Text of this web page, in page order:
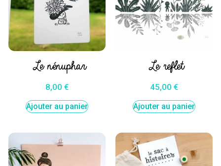
Le nénuphar
8,00 €
Ajouter au panier
Le reflet
45,00 €
Ajouter au panier